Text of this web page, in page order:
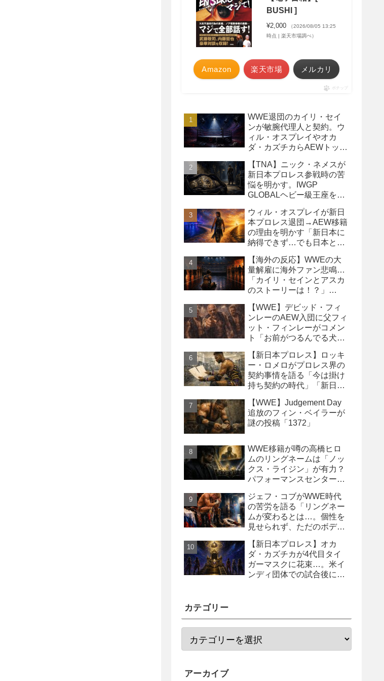
BUSHI ]
¥2,000
（2026/08/05 13:25
時点 | 楽天市場調べ）
Amazon 楽天市場 メルカリ
ポチップ
WWE退団のカイリ・セイ
ンが敏腕代理人と契約。ウ
ィル・オスプレイやオカ
ダ・カズチカらAEWトップ
【TNA】ニック・ネメスが
新日本プロレス参戦時の苦
悩を明かす。IWGP
GLOBALヘビー級王座を
挫
ウィル・オスプレイが新日
本プロレス退団→AEW移籍
の理由を明かす「新日本に
納得できず…でも日本との
【海外の反応】WWEの大
量解雇に海外ファン悲鳴…
「カイリ・セインとアスカ
のストーリーは！？」
の犠牲になった」
【WWE】デビッド・フィ
ンレーのAEW入団に父フィ
ット・フィンレーがコメン
ト「お前がつるんでる犬連
【新日本プロレス】ロッキ
ー・ロメロがプロレス界の
契約事情を語る「今は掛け
持ち契約の時代」「新日本
るべき」
【WWE】Judgement Day
追放のフィン・ベイラーが
謎の投稿「1372」
WWE移籍が噂の高橋ヒロ
ムのリングネームは「ノッ
クス・ライジン」が有力？
パフォーマンスセンター入
ジェフ・コブがWWE時代
の苦労を語る「リングネー
ムが変わるとは…。個性を
見せられず、ただのボディ
【新日本プロレス】オカ
ダ・カズチカが4代目タイ
ガーマスクに花束…。米イ
ンディ団体での試合後にサ
カテゴリー
アーカイブ